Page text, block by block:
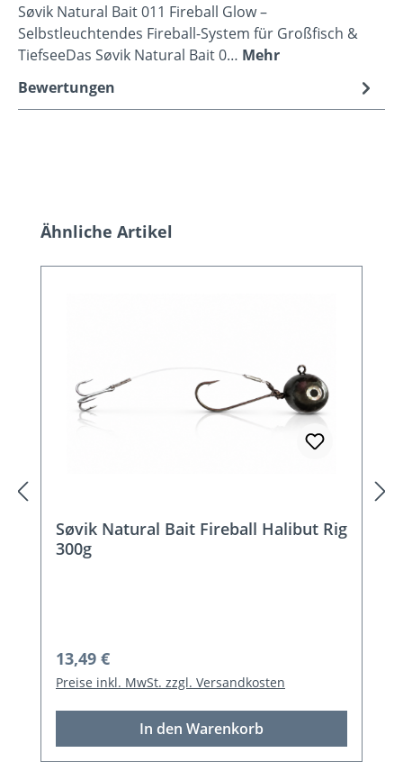
Søvik Natural Bait 011 Fireball Glow –
Selbstleuchtendes Fireball-System für Großfisch &
TiefseeDas Søvik Natural Bait 0… Mehr
Bewertungen
Produktgalerie überspringen
Ähnliche Artikel
Søvik Natural Bait Fireball Halibut Rig
300g
Regulärer Preis:
13,49 €
Preise inkl. MwSt. zzgl. Versandkosten
In den Warenkorb